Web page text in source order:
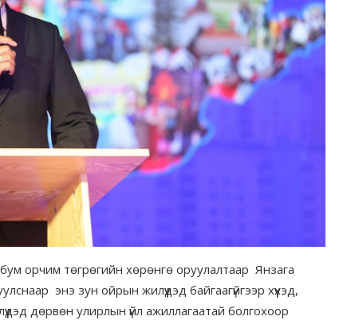
орчим төгрөгийн хөрөнгө оруулалтаар Янзага
энэ зун ойрын жилүүдэд байгаагүйгээр хүүхэд,
дөрвөн улирлын үйл ажиллагаатай болгохоор